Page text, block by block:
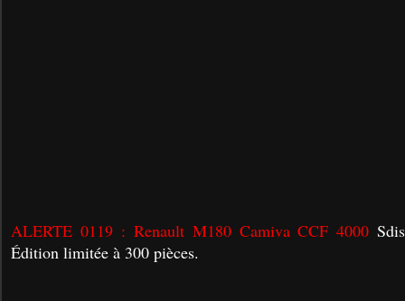
ALERTE 0119 : Renault M180 Camiva CCF 4000
Édition limitée à 300 pièces.